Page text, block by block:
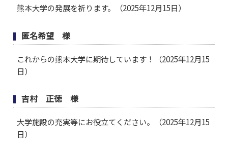
熊本大学の発展を祈ります。（2025年12月15日）
匿名希望 様
これからの熊本大学に期待しています！（2025年12月15
日）
吉村 正徳 様
大学施設の充実等にお役立てください。（2025年12月15
日）